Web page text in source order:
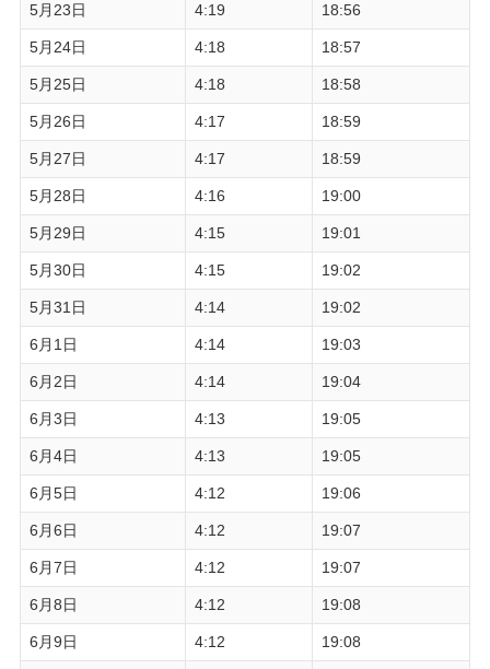
5月23日 4:19 18:56
5月24日 4:18 18:57
5月25日 4:18 18:58
5月26日 4:17 18:59
5月27日 4:17 18:59
5月28日 4:16 19:00
5月29日 4:15 19:01
5月30日 4:15 19:02
5月31日 4:14 19:02
6月1日 4:14 19:03
6月2日 4:14 19:04
6月3日 4:13 19:05
6月4日 4:13 19:05
6月5日 4:12 19:06
6月6日 4:12 19:07
6月7日 4:12 19:07
6月8日 4:12 19:08
6月9日 4:12 19:08